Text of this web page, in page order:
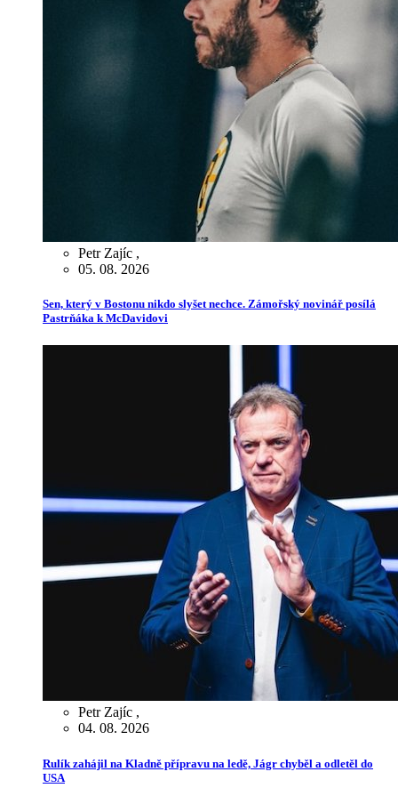
Petr Zajíc ,
05. 08. 2026
Sen, který v Bostonu nikdo slyšet nechce. Zámořský novinář posílá
Pastrňáka k McDavidovi
Petr Zajíc ,
04. 08. 2026
Rulík zahájil na Kladně přípravu na ledě, Jágr chyběl a odletěl do
USA